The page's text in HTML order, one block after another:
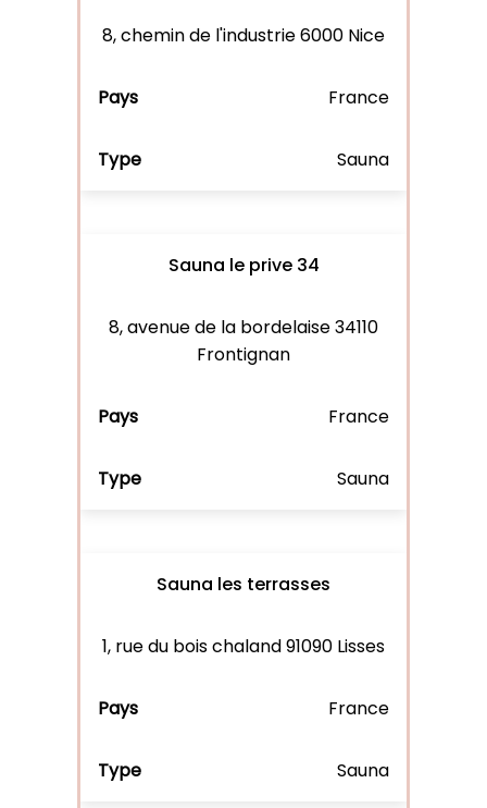
8, chemin de l'industrie 6000 Nice
France
Sauna
Sauna le prive 34
8, avenue de la bordelaise 34110
Frontignan
France
Sauna
Sauna les terrasses
1, rue du bois chaland 91090 Lisses
France
Sauna